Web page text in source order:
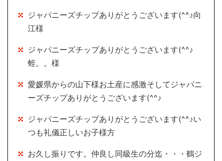
ジャパニーズチップありがとうございます(^^♪向
江様
ジャパニーズチップありがとうございます(^^♪
蛭。。様
愛媛県からの山下様お土産に感激そしてジャパニ
ーズチップありがとうございます(^^♪
ジャパニーズチップありがとうございます(^^♪い
つも礼儀正しいお子様方
お久し振りです。仲良し同級生の分迄・・・鶴ジ